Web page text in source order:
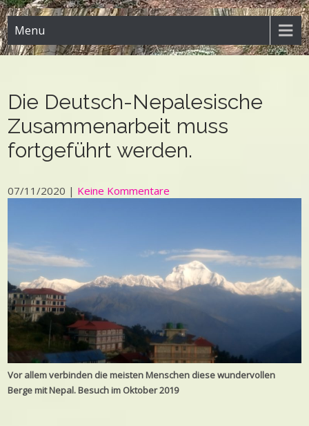
Menu
Die Deutsch-Nepalesische
Zusammenarbeit muss
fortgeführt werden.
07/11/2020 | Keine Kommentare
Vor allem verbinden die meisten Menschen diese wundervollen
Berge mit Nepal. Besuch im Oktober 2019